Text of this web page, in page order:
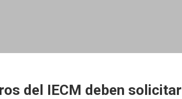
del IECM deben solicitar